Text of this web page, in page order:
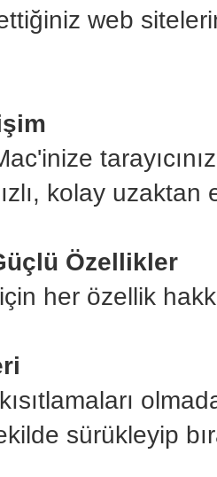
web
kolay uzaktan
Özellikler
her özellik
sürükleyip